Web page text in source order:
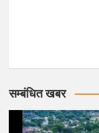
सम्बंधित खबर